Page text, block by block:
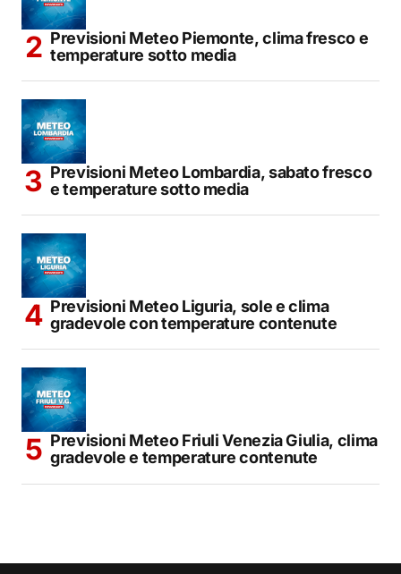
Previsioni Meteo Piemonte, clima fresco e
temperature sotto media
Previsioni Meteo Lombardia, sabato fresco
e temperature sotto media
Previsioni Meteo Liguria, sole e clima
gradevole con temperature contenute
Previsioni Meteo Friuli Venezia Giulia, clima
gradevole e temperature contenute